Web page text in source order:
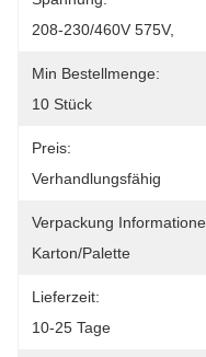
208-230/460V 575V,
Min Bestellmenge:
10 Stück
Preis:
Verhandlungsfähig
Verpackung
Karton/Palette
Lieferzeit:
10-25 Tage